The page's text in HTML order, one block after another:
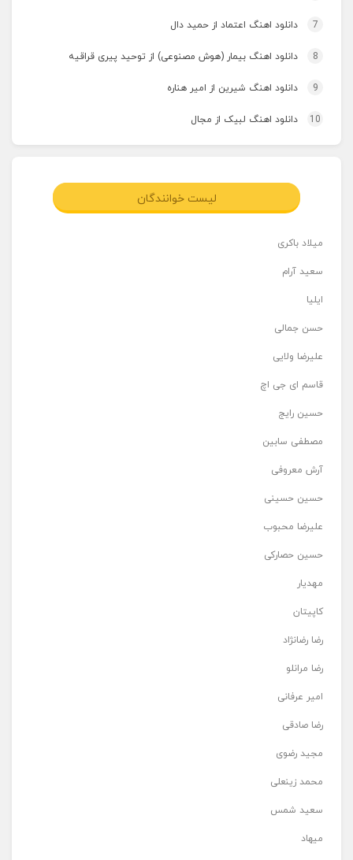
7 دانلود اهنگ اعتماد از حمید دال
8 دانلود اهنگ بیمار (هوش مصنوعی) از توحید پیری قراقیه
9 دانلود اهنگ شیرین از امیر هناره
10 دانلود اهنگ لبیک از مجال
لیست خوانندگان
میلاد باکری
سعید آرام
ایلیا
حسن جمالی
علیرضا ولایی
قاسم ای جی اچ
حسین رایج
مصطفی سابین
آرش معروفی
حسین حسینی
علیرضا محبوب
حسین حصارکی
مهدیار
کاپیتان
رضا رضانژاد
رضا مرانلو
امیر عرفانی
رضا صادقی
مجید رضوی
محمد زینعلی
سعید شمس
میهاد